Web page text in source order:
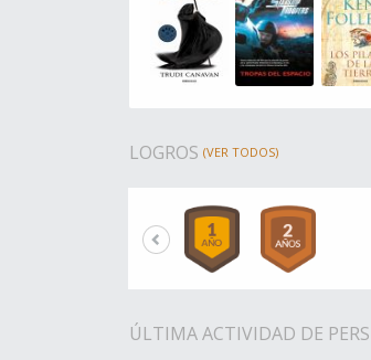
LOGROS (VER TODOS)
ÚLTIMA ACTIVIDAD DE